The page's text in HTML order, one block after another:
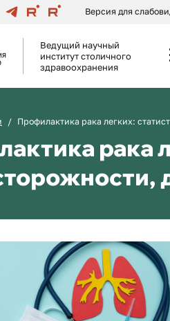
Версия для
Ведущий научный
институт столичного
здравоохранения
Профилактика рака легких:
рака